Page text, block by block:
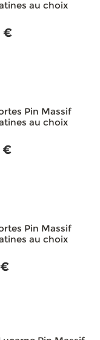
au choix
€
Pin Massif
au choix
€
Pin Massif
au choix